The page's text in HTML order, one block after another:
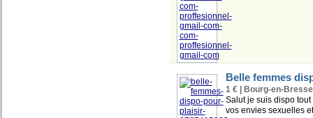
Belle femmes
1 € | Bourg-en-
Salut je suis dispo
vos envies sexuelles